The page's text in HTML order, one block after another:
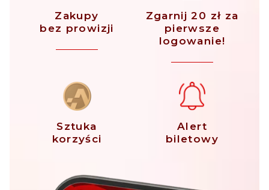
Zakupy
bez prowizji
Zgarnij 20 zł za
pierwsze
logowanie!
Sztuka
korzyści
Alert
biletowy